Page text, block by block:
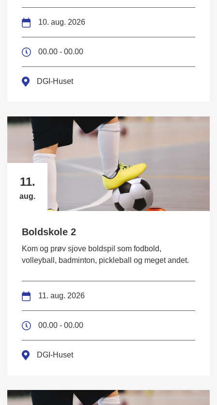
10. aug. 2026
00.00 - 00.00
DGI-Huset
11.
aug.
Boldskole 2
Kom og prøv sjove boldspil som fodbold,
volleyball, badminton, pickleball og meget andet.
11. aug. 2026
00.00 - 00.00
DGI-Huset